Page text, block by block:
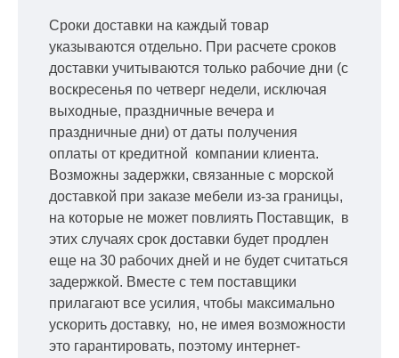
Сроки доставки на каждый товар
указываются отдельно. При расчете сроков
доставки учитываются только рабочие дни (с
воскресенья по четверг недели, исключая
выходные, праздничные вечера и
праздничные дни) от даты получения
оплаты от кредитной компании клиента.
Возможны задержки, связанные с морской
доставкой при заказе мебели из-за границы,
на которые не может повлиять Поставщик, в
этих случаях срок доставки будет продлен
еще на 30 рабочих дней и не будет считаться
задержкой. Вместе с тем поставщики
прилагают все усилия, чтобы максимально
ускорить доставку, но, не имея возможности
это гарантировать, поэтому интернет-